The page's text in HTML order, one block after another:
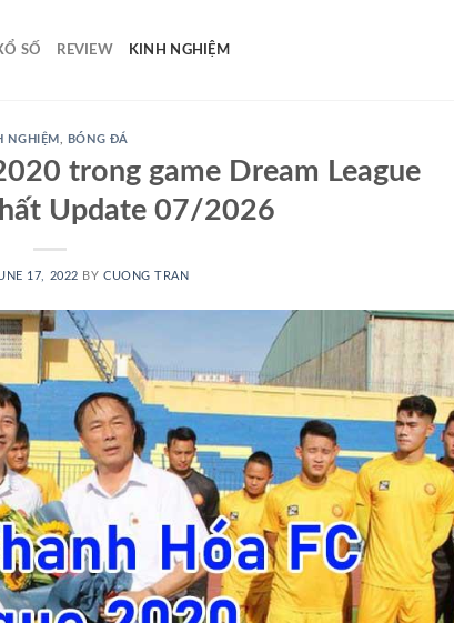
SỐ REVIEW KINH NGHIỆM
NGHIỆM BÓNG ĐÁ
trong game Dream League
Update 07/2026
17, 2022 BYCUONG TRAN